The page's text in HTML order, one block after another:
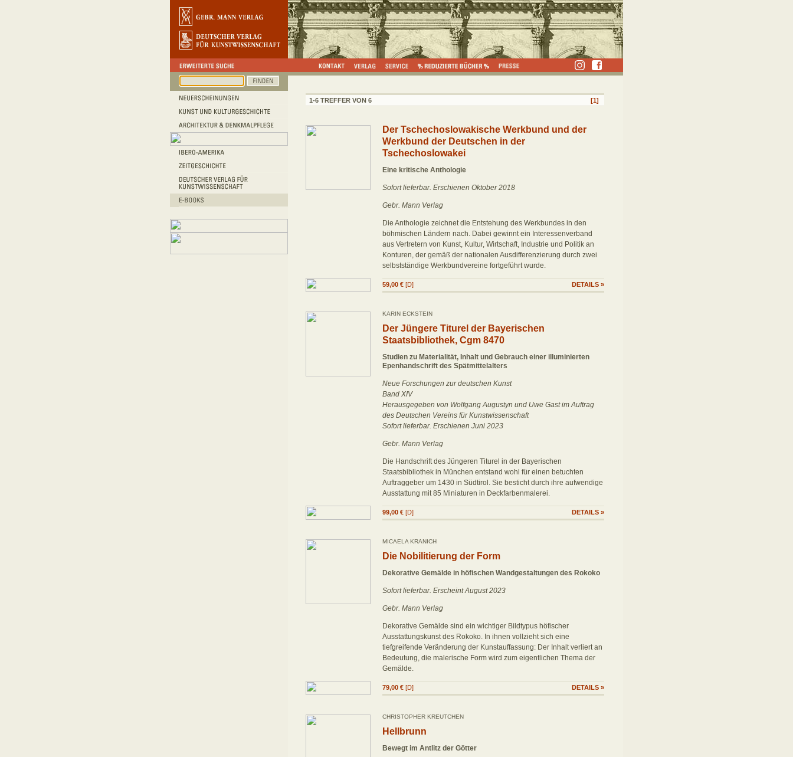
1-6 TREFFER VON 6 [1]
Der Tschechoslowakische Werkbund und der
Werkbund der Deutschen in der
Tschechoslowakei
Eine kritische Anthologie
Sofort lieferbar. Erschienen Oktober 2018
Gebr. Mann Verlag
Die Anthologie zeichnet die Entstehung des Werkbundes in den
böhmischen Ländern nach. Dabei gewinnt ein Interessenverband
aus Vertretern von Kunst, Kultur, Wirtschaft, Industrie und Politik an
Konturen, der gemäß der nationalen Ausdifferenzierung durch zwei
selbstständige Werkbundvereine fortgeführt wurde.
59,00 € [D] DETAILS »
KARIN ECKSTEIN
Der Jüngere Titurel der Bayerischen
Staatsbibliothek, Cgm 8470
Studien zu Materialität, Inhalt und Gebrauch einer illuminierten
Epenhandschrift des Spätmittelalters
Neue Forschungen zur deutschen Kunst
Band XIV
Herausgegeben von Wolfgang Augustyn und Uwe Gast im Auftrag
des Deutschen Vereins für Kunstwissenschaft
Sofort lieferbar. Erschienen Juni 2023
Gebr. Mann Verlag
Die Handschrift des Jüngeren Titurel in der Bayerischen
Staatsbibliothek in München entstand wohl für einen betuchten
Auftraggeber um 1430 in Südtirol. Sie besticht durch ihre aufwendige
Ausstattung mit 85 Miniaturen in Deckfarbenmalerei.
99,00 € [D] DETAILS »
MICAELA KRANICH
Die Nobilitierung der Form
Dekorative Gemälde in höfischen Wandgestaltungen des Rokoko
Sofort lieferbar. Erscheint August 2023
Gebr. Mann Verlag
Dekorative Gemälde sind ein wichtiger Bildtypus höfischer
Ausstattungskunst des Rokoko. In ihnen vollzieht sich eine
tiefgreifende Veränderung der Kunstauffassung: Der Inhalt verliert an
Bedeutung, die malerische Form wird zum eigentlichen Thema der
Gemälde.
79,00 € [D] DETAILS »
CHRISTOPHER KREUTCHEN
Hellbrunn
Bewegt im Antlitz der Götter